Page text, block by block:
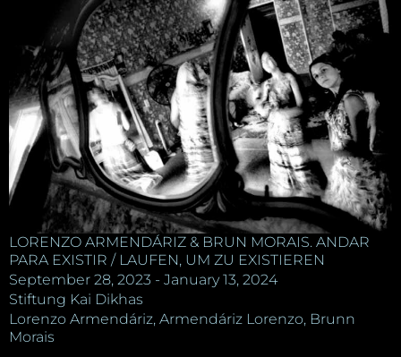
LORENZO ARMENDÁRIZ & BRUN MORAIS. ANDAR
PARA EXISTIR / LAUFEN, UM ZU EXISTIEREN
September 28, 2023 - January 13, 2024
Stiftung Kai Dikhas
Lorenzo Armendáriz, Armendáriz Lorenzo, Brunn
Morais